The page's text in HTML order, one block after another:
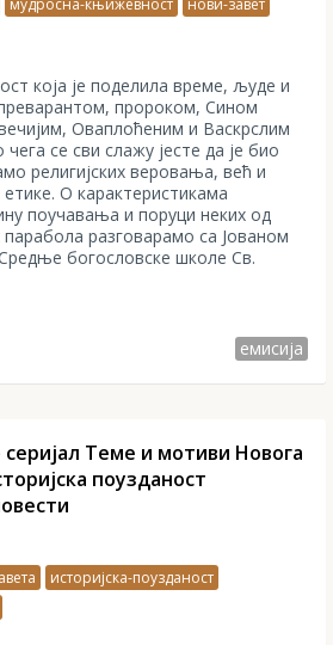
која је поделила време, људе и
пророком, Сином
Оваплоћеним и Васкрслим
се сви слажу јесте да је био
религијских веровања, већ и
О карактеристикама
поучавања и поруци неких од
разговарамо са Јованом
богословске школе Св.
емисија
серијал Теме и мотиви Новога
поузданост
историјска-поузданост